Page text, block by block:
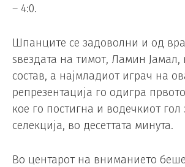
– 4:0.
Шпанците се задоволни и од
ѕвездата на тимот, Ламин Јамал,
состав, а најмладиот играч на
репрезентација го одигра
кое го постигна и водечкиот гол
селекција, во десеттата минута.
Во центарот на вниманието